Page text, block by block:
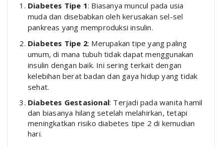
Diabetes Tipe 1: Biasanya muncul pada usia
muda dan disebabkan oleh kerusakan sel-sel
pankreas yang memproduksi insulin.
Diabetes Tipe 2: Merupakan tipe yang paling
umum, di mana tubuh tidak dapat menggunakan
insulin dengan baik. Ini sering terkait dengan
kelebihan berat badan dan gaya hidup yang tidak
sehat.
Diabetes Gestasional: Terjadi pada wanita hamil
dan biasanya hilang setelah melahirkan, tetapi
meningkatkan risiko diabetes tipe 2 di kemudian
hari.